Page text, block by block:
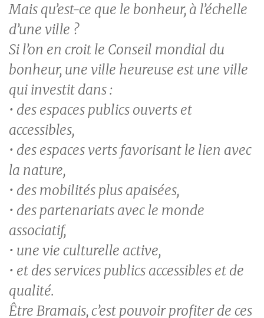
Mais qu’est-ce que le bonheur, à l’échelle
d’une ville ?
Si l’on en croit le Conseil mondial du
bonheur, une ville heureuse est une ville
qui investit dans :
• des espaces publics ouverts et
accessibles,
• des espaces verts favorisant le lien avec
la nature,
• des mobilités plus apaisées,
• des partenariats avec le monde
associatif,
• une vie culturelle active,
• et des services publics accessibles et de
qualité.
Être Bramais, c’est pouvoir profiter de ces